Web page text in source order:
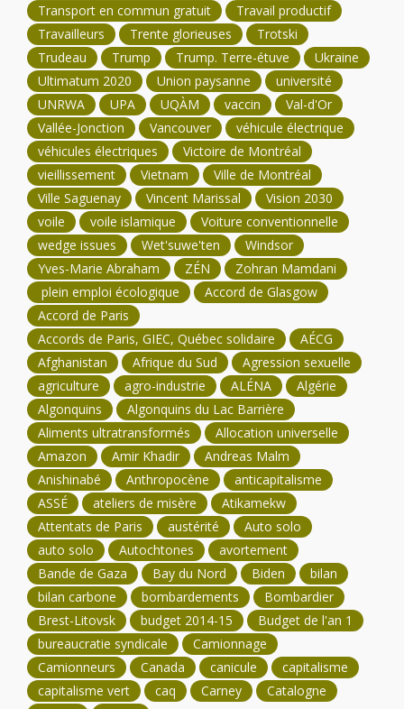
Transport en commun gratuit
Travail productif
Travailleurs
Trente glorieuses
Trotski
Trudeau
Trump Trump. Terre-étuve
Ukraine
Ultimatum 2020
Union paysanne
université
UNRWA
UPA UQÀM vaccin
Val-d'Or
Vallée-Jonction
Vancouver
véhicule électrique
véhicules électriques
Victoire de Montréal
vieillissement
Vietnam
Ville de Montréal
Ville Saguenay
Vincent Marissal
Vision 2030
voile
voile islamique
Voiture conventionnelle
wedge issues
Wet'suwe'ten
Windsor
Yves-Marie Abraham
ZÉN
Zohran Mamdani
plein emploi écologique
Accord de Glasgow
Accord de Paris
Accords de Paris, GIEC, Québec solidaire
AÉCG
Afghanistan
Afrique du Sud
Agression sexuelle
agriculture
agro-industrie ALÉNA
Algérie
Algonquins
Algonquins du Lac Barrière
Aliments ultratransformés
Allocation universelle
Amazon
Amir Khadir
Andreas Malm
Anishinabé
Anthropocène
anticapitalisme
ASSÉ
ateliers de misère
Atikamekw
Attentats de Paris
austérité
Auto solo
auto solo
Autochtones
avortement
Bande de Gaza
Bay du Nord Biden
bilan
bilan carbone
bombardements
Bombardier
Brest-Litovsk
budget 2014-15
Budget de l'an 1
bureaucratie syndicale
Camionnage
Camionneurs
Canada canicule
capitalisme
capitalisme vert
caq Carney
Catalogne